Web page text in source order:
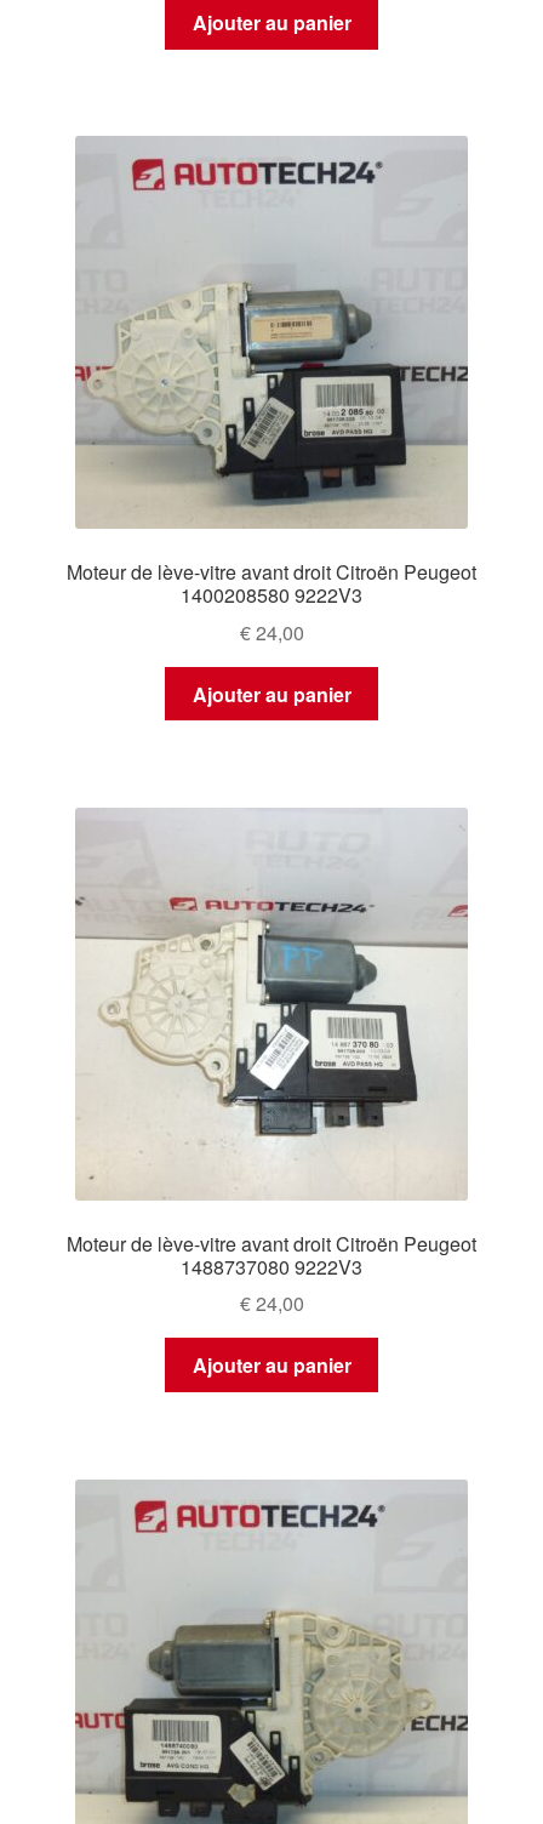
Ajouter au panier
Moteur de lève-vitre avant droit Citroën Peugeot
1400208580 9222V3
€24,00
Ajouter au panier
Moteur de lève-vitre avant droit Citroën Peugeot
1488737080 9222V3
€24,00
Ajouter au panier